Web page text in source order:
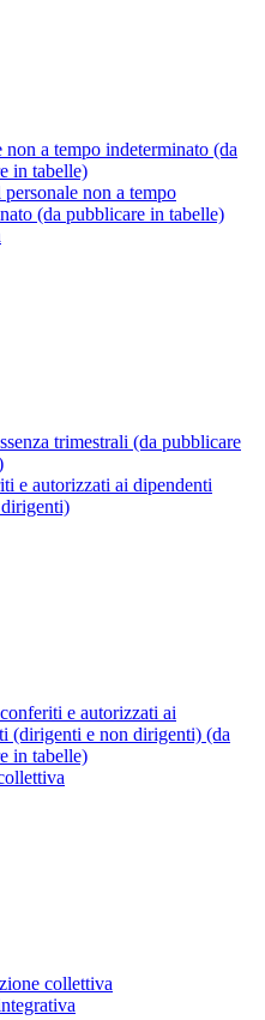
non a tempo indeterminato (da
in tabelle)
non a tempo
(da pubblicare in tabelle)
trimestrali (da pubblicare
e autorizzati ai dipendenti
e autorizzati ai
(dirigenti e non dirigenti) (da
in tabelle)
collettiva